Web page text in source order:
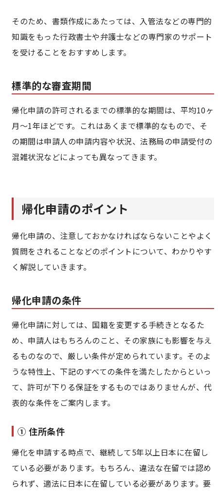
そのため、書類作成にあたっては、入管法などの専門的
知識をもった行政書士や弁護士などの専門家のサポート
を受けることをおすすめします。
標準的な審査期間
帰化申請の許可されるまでの標準的な期間は、平均10ヶ
月〜1年ほどです。これはあくまで標準的なもので、そ
の期間は申請人の申請内容や状況、法務局の申請受付の
混雑状況などによっても異なってきます。
帰化申請のポイント
帰化申請の、注意しておかなければならないことやよく
質問をされることなどのポイントについて、わかりやす
く解説していきます。
帰化申請の条件
帰化申請に対しては、国籍を変更する手続きとなるた
め、申請人はもちろんのこと、その家族にも影響を与え
るものなので、厳しい条件が定められています。そのよ
うな特性上、下記のすべての条件を満たしたからといっ
て、許可が下りる保証をするものではありませんが、代
表的な条件をご案内します。
① 住所条件
帰化を申請する時点で、継続して5年以上日本に在留し
ている必要があります。もちろん、違法な在留では認め
られず、適法に日本に在留している必要があります。要